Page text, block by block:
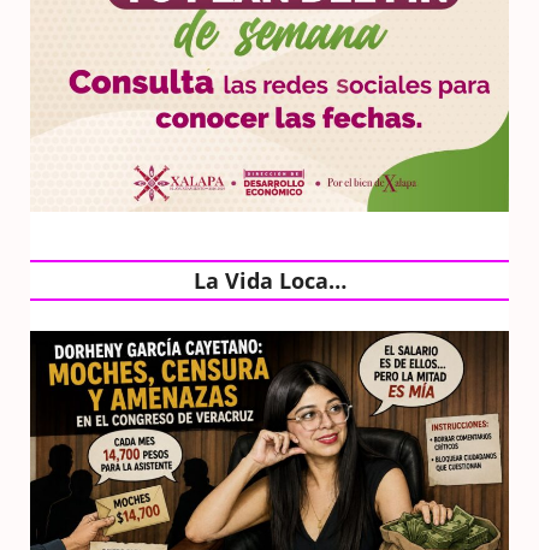
La Vida Loca…